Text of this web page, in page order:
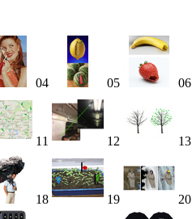
04 05 06
11 12 13
18 19 20